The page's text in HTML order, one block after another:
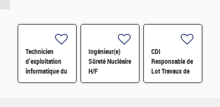
Technicien
d’exploitation
informatique du
centre de calcul
Ingénieur(e)
Sûreté Nucléaire
H/F
CDI
Responsable de
Lot Travaux de
Démantèlement